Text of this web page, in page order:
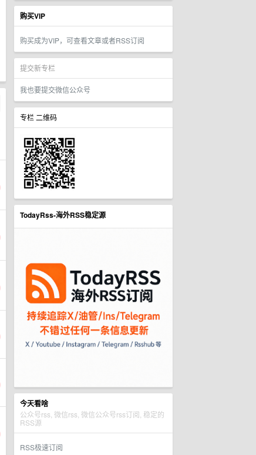
购买VIP
购买成为VIP，可查看文章或者RSS订阅
提交新专栏
我也要提交微信公众号
专栏 二维码
TodayRss-海外RSS稳定源
今天看啥
公众号rss, 微信rss, 微信公众号rss订阅, 稳定的
RSS源
RSS极速订阅